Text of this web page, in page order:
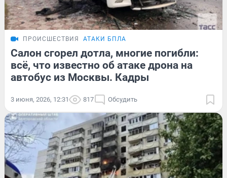
ПРОИСШЕСТВИЯ АТАКИ БПЛА
Салон сгорел дотла, многие погибли:
всё, что известно об атаке дрона на
автобус из Москвы. Кадры
3 июня, 2026, 12:31 817 Обсудить